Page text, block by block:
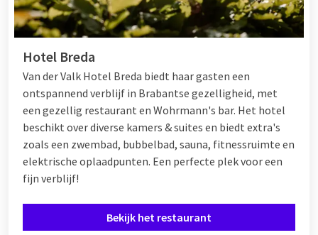
Hotel Breda
Van der Valk Hotel Breda biedt haar gasten een
ontspannend verblijf in Brabantse gezelligheid, met
een gezellig restaurant en Wohrmann's bar. Het hotel
beschikt over diverse kamers & suites en biedt extra's
zoals een zwembad, bubbelbad, sauna, fitnessruimte en
elektrische oplaadpunten. Een perfecte plek voor een
fijn verblijf!
Bekijk het restaurant